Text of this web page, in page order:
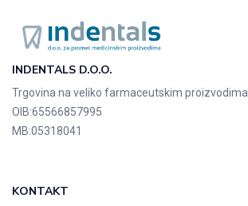
INDENTALS D.O.O.
Trgovina na veliko farmaceutskim proizvodima
OIB:65566857995
MB:05318041
KONTAKT